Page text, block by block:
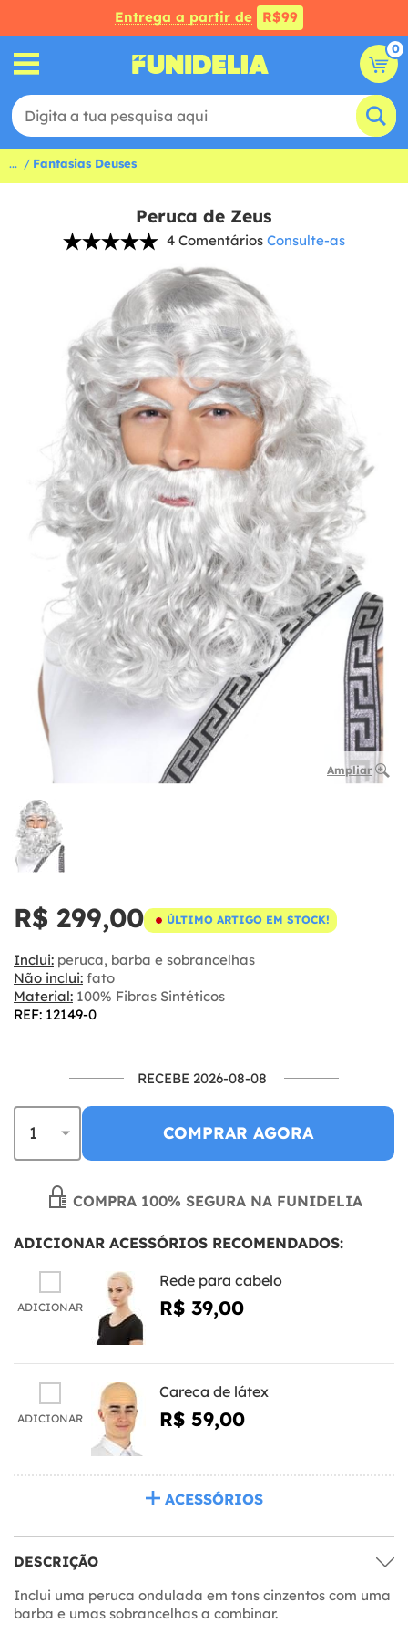
Entrega a partir de R$99
0
... Fantasias Deuses
Peruca de Zeus
4 Comentários Consulte-as
Ampliar
R$ 299,00 ÚLTIMO ARTIGO EM STOCK!
Inclui: peruca, barba e sobrancelhas
Não inclui: fato
Material: 100% Fibras Sintéticos
REF: 12149-0
RECEBE 2026-08-08
COMPRAR AGORA
COMPRA 100% SEGURA NA FUNIDELIA
ADICIONAR ACESSÓRIOS RECOMENDADOS:
ADICIONAR
Rede para cabelo
R$ 39,00
ADICIONAR
Careca de látex
R$ 59,00
ACESSÓRIOS
DESCRIÇÃO
Inclui uma peruca ondulada em tons cinzentos com uma
barba e umas sobrancelhas a combinar.